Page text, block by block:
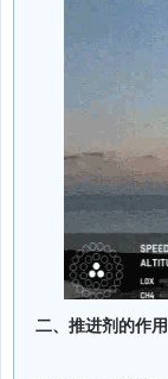
二、推进剂的作用